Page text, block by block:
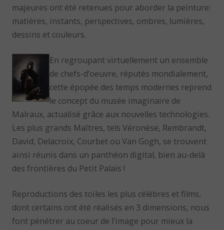
majeures ont été retenues pour aborder la peinture:
matières, instants, perspectives, ombres, lumières,
dessins et couleurs.
En regroupant virtuellement un ensemble
de chefs-d’oeuvre, réputés mondialement,
cette épopée des temps modernes reprend
le concept du musée imaginaire de
Malraux, actualisé grâce aux nouvelles technologies.
Les plus grands Maîtres, tels Véronèse, Rembrandt,
David, Delacroix, Courbet ou Van Gogh, se trouvent
ainsi réunis dans un panthéon digital, bien au-delà
des frontières du Petit Palais !
Reproductions des toiles les plus célèbres et films,
dont certains ont été réalisés en 3 dimensions, nous
font pénétrer au coeur de l’image pour mieux la